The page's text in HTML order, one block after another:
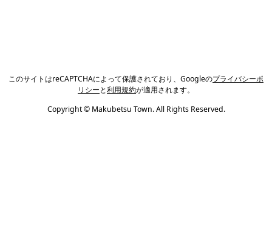
このサイトはreCAPTCHAによって保護されており、Googleのプライバシーポ
リシーと利用規約が適用されます。
Copyright © Makubetsu Town. All Rights Reserved.